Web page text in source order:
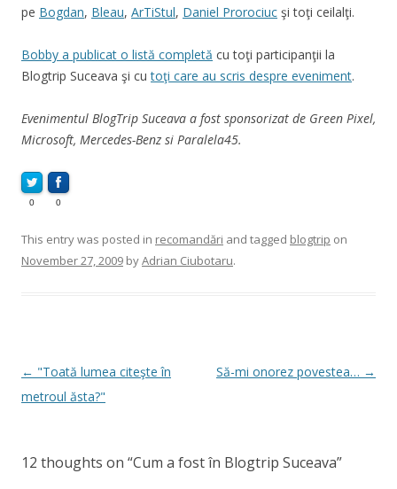
pe Bogdan, Bleau, ArTiStul, Daniel Prorociuc şi toţi ceilalţi.
Bobby a publicat o listă completă cu toţi participanţii la
Blogtrip Suceava şi cutoţi care au scris despre eveniment.
Evenimentul BlogTrip Suceava a fost sponsorizat de Green Pixel,
Microsoft, Mercedes-Benz si Paralela45.
0 0
This entry was posted in recomandări and tagged blogtrip on
November 27, 2009 byAdrian Ciubotaru.
Post
navigation
← "Toată lumea citeşte în
metroul ăsta?"
Să-mi onorez povestea… →
12 thoughts on “Cum a fost în Blogtrip Suceava”